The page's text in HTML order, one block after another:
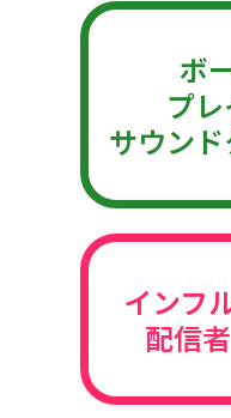
ボ
プレ
サウン
インフ
配信